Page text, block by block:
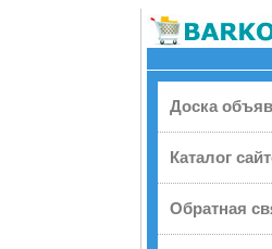
Доска
Каталог
Обратная